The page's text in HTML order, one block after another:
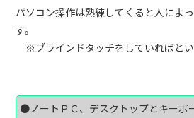
パソコン操作は熟練してくると人によ
す。
※ブラインドタッチをしていればとい
●ノートＰＣ、デスクトップとキーボ